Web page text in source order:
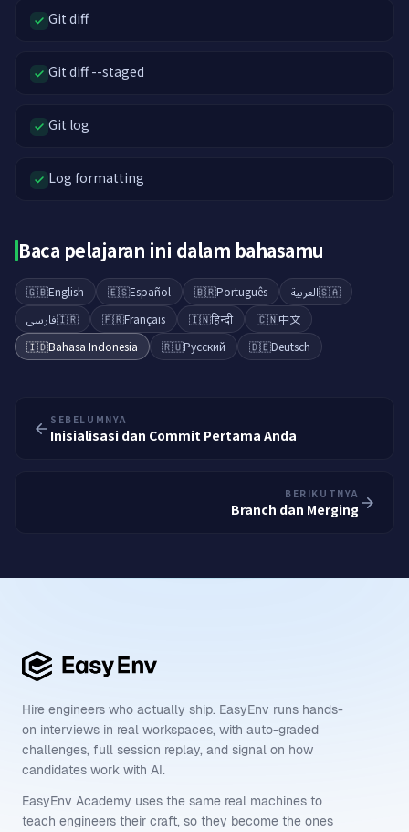
Git diff
Git diff --staged
Git log
Log formatting
Baca pelajaran ini dalam bahasamu
🇬🇧English 🇪🇸Español 🇧🇷Português 🇸🇦العربية
🇮🇷فارسی 🇫🇷Français 🇮🇳हिन्दी 🇨🇳中文
🇮🇩Bahasa Indonesia 🇷🇺Русский 🇩🇪Deutsch
SEBELUMNYA
Inisialisasi dan Commit Pertama Anda
BERIKUTNYA
Branch dan Merging
Hire engineers who actually ship. EasyEnv runs hands-
on interviews in real workspaces, with auto-graded
challenges, full session replay, and signal on how
candidates work with AI.
EasyEnv Academy uses the same real machines to
teach engineers their craft, so they become the ones